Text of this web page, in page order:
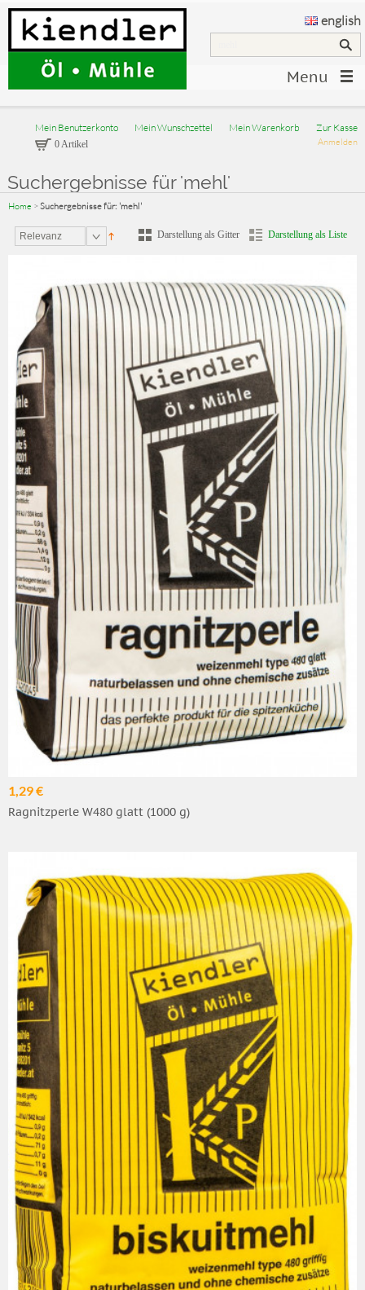
english
Menu
Mein Benutzerkonto Mein Wunschzettel Mein Warenkorb Zur Kasse
Anmelden
0 Artikel
Suchergebnisse für 'mehl'
Home > Suchergebnisse für: 'mehl'
Relevanz Darstellung als Gitter Darstellung als Liste
1,29 €
Ragnitzperle W480 glatt (1000 g)